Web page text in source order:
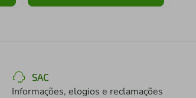
SAC
Informações, elogios e reclamações